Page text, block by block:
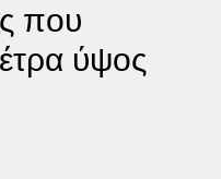
που
ύψος